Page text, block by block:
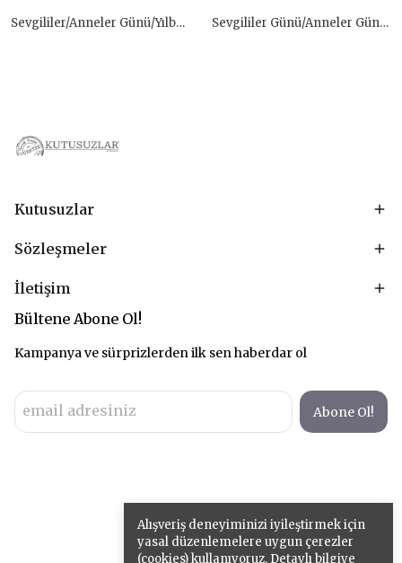
Alışveriş deneyiminizi iyileştirmek için
yasal düzenlemelere uygun çerezler
(cookies) kullanıyoruz. Detaylı bilgiye
Sevgililer/Anneler Günü/Yılbaşı Hediye Kutusu Sevgililer Günü/Anneler Günü Hediye Kutusu
Kutusuzlar
Sözleşmeler
İletişim
Bültene Abone Ol!
Kampanya ve sürprizlerden ilk sen haberdar ol
Abone Ol!